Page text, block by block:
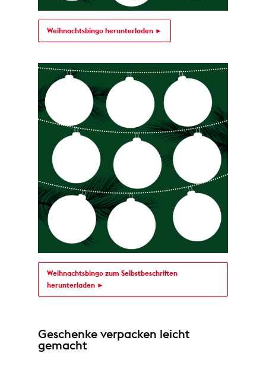
Weihnachtsbingo herunterladen ►
Weihnachtsbingo zum Selbstbeschriften
herunterladen ►
Geschenke verpacken leicht
gemacht